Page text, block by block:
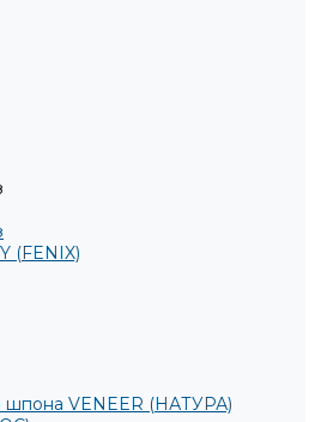
(FENIX)
шпона VENEER (НАТУРА)